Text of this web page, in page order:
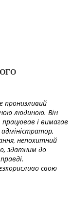
пронизливий
людиною. Він
працював і вимагав
непохитний
здатним до
свою